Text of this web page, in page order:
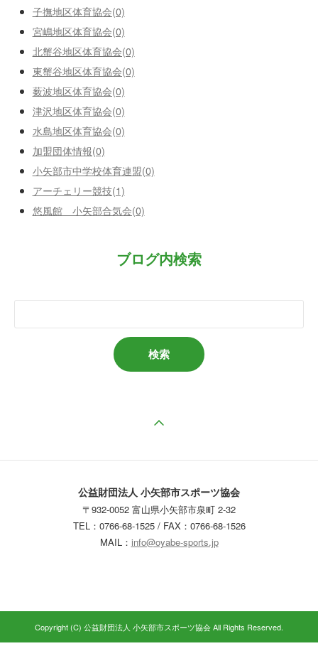
子撫地区体育協会(0)
宮嶋地区体育協会(0)
北蟹谷地区体育協会(0)
東蟹谷地区体育協会(0)
薮波地区体育協会(0)
津沢地区体育協会(0)
水島地区体育協会(0)
加盟団体情報(0)
小矢部市中学校体育連盟(0)
アーチェリー競技(1)
悠風館 小矢部合気会(0)
ブログ内検索
公益財団法人 小矢部市スポーツ協会
〒932-0052 富山県小矢部市泉町 2-32
TEL：0766-68-1525 / FAX：0766-68-1526
MAIL： info@oyabe-sports.jp
Copyright (C) 公益財団法人 小矢部市スポーツ協会 All Rights Reserved.